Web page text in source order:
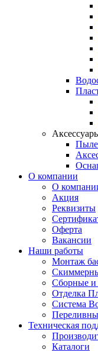
О компании
О
Акция
Реквизиты
Оферта
Вакансии
Наши работы
Монтаж
Сборные и
Отделка
Система
Техническая
Каталоги